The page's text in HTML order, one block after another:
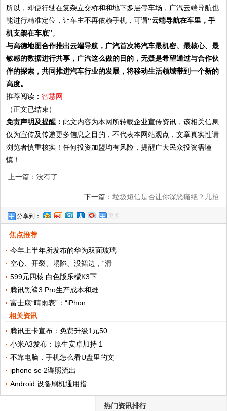
所以，即使行驶在复杂立交桥和和地下多层停车场，广汽云端导航也
能进行精准定位，让车主不再依赖手机，可谓“云端导航在车里，手
机支架在车底”。
与高德地图合作推出云端导航，广汽首次将汽车最机密、最核心、最
敏感的数据进行共享，广汽这么做的目的，无疑是希望通过与合作伙
伴的探索，共同推进汽车行业的发展，将移动生活领域带到一个新的
高度。
推荐阅读：智慧网
（正文已结束）
免责声明及提醒： 此文内容为本网所转载企业宣传资讯，该相关信息
仅为宣传及传递更多信息之目的，不代表本网站观点，文章真实性请
浏览者慎重核实！任何投资加盟均有风险，提醒广大民众投资需谨
慎！
上一篇：没有了
下一篇： 垃圾短信是否让你深恶痛绝？几招
分享到： 更多
焦点推荐
今年上半年所发布的华为双面玻璃
空心、开裂、塌陷、没裙边，“滑
599元四核 白色版乐檬K3下
腾讯黑鲨3 Pro生产成本和难
富士康“晴雨表”：“iPhon
相关资讯
腾讯王卡宣布：免费升级1元50
小米A3发布：原生安卓加持 1
不靠电脑，手机怎么看U盘里的文
iphone se 2谍照流出
Android 设备刷机通用指
热门资讯排行